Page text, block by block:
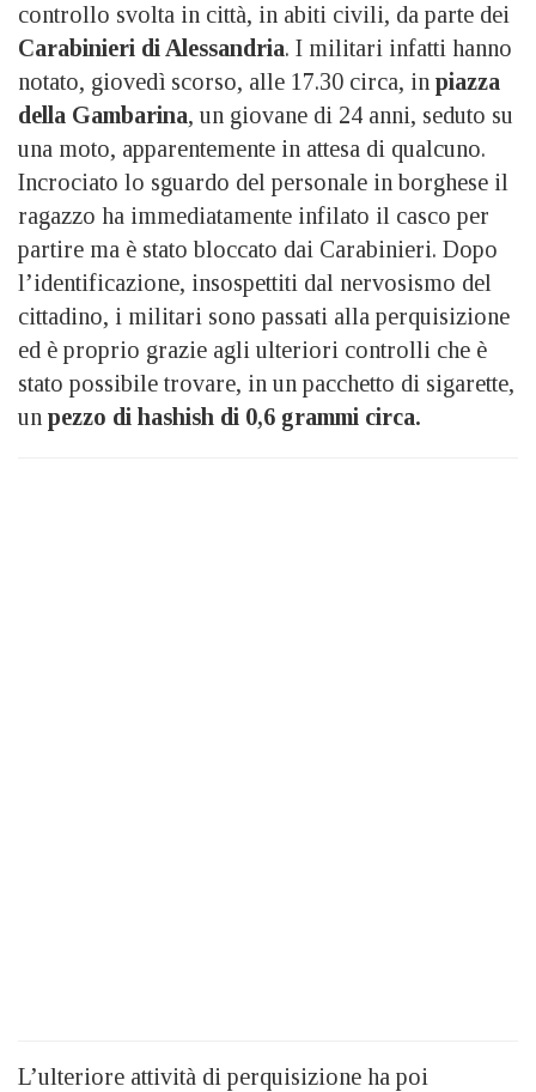
controllo svolta in città, in abiti civili, da parte dei
Carabinieri di Alessandria. I militari infatti hanno
notato, giovedì scorso, alle 17.30 circa, in piazza
della Gambarina, un giovane di 24 anni, seduto su
una moto, apparentemente in attesa di qualcuno.
Incrociato lo sguardo del personale in borghese il
ragazzo ha immediatamente infilato il casco per
partire ma è stato bloccato dai Carabinieri. Dopo
l’identificazione, insospettiti dal nervosismo del
cittadino, i militari sono passati alla perquisizione
ed è proprio grazie agli ulteriori controlli che è
stato possibile trovare, in un pacchetto di sigarette,
un pezzo di hashish di 0,6 grammi circa.
L’ulteriore attività di perquisizione ha poi